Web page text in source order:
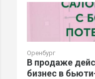
Оренбург
В продаже
бизнес в